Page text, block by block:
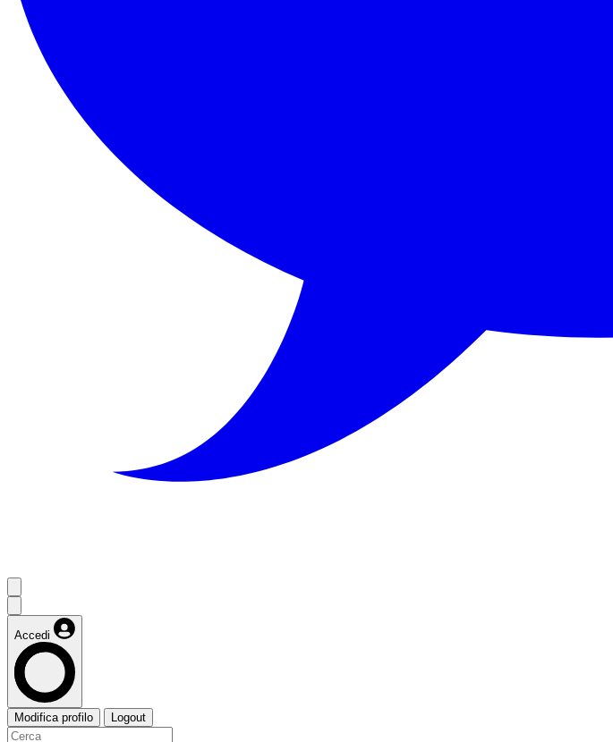
Accedi
Modifica profilo Logout